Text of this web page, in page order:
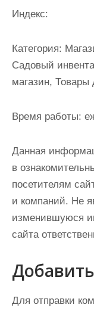
Индекс:
Категория:
Садовый
магазин,
Время работы:
Данная
в
посетителям
и компаний. Не
изменившуюся
сайта
Для отправки